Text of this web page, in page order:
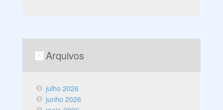
Arquivos
julho 2026
junho 2026